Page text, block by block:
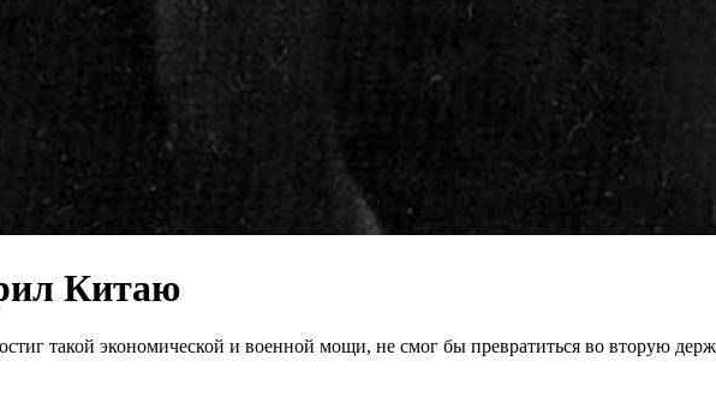
Китаю
такой экономической и военной мощи, не смог бы превратиться во вторую